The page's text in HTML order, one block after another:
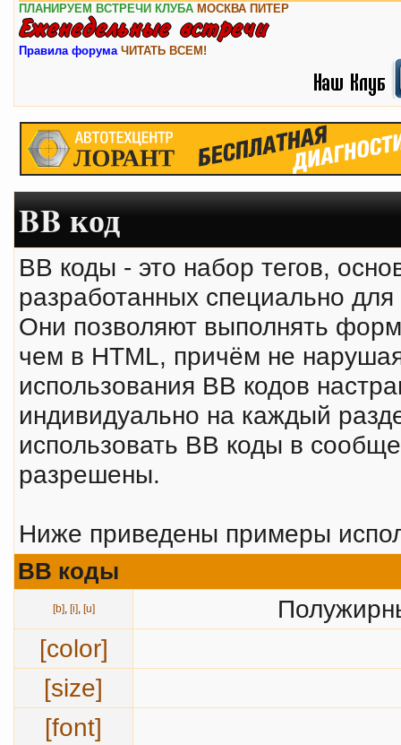
ПЛАНИРУЕМ ВСТРЕЧИ КЛУБА МОСКВА ПИТЕР
Правила форума ЧИТАТЬ ВСЕМ!
BB код
BB коды - это набор тегов,
разработанных специально
Они позволяют выполнять
чем в HTML, причём не
использования BB кодов
индивидуально на каждый
использовать BB коды в
разрешены.
Ниже приведены примеры
BB коды
[b], [i], [u]
[color]
[size]
[font]